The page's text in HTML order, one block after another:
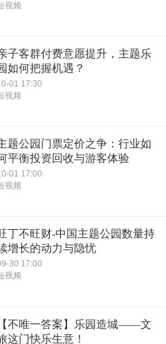
视频
子客群付费意愿提升，主题乐
如何把握机遇？
01 17:30
视频
题公园门票定价之争：行业如
平衡投资回收与游客体验
01 17:00
视频
丁不旺财-中国主题公园数量持
增长的动力与隐忧
30 17:00
视频
【不唯一答案】乐园造城——文
这门快乐生意！